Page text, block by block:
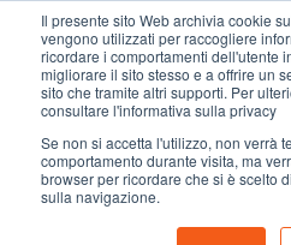
Il presente sito Web archivia cookie
vengono utilizzati per raccogliere
ricordare i comportamenti dell'utente
migliorare il sito stesso e a offrire un
sito che tramite altri supporti. Per
consultare l'informativa sulla privacy
Se non si accetta l'utilizzo, non verrà
comportamento durante visita, ma
browser per ricordare che si è scelto
sulla navigazione.
CER.SPECIAL